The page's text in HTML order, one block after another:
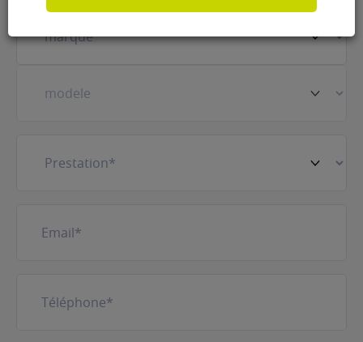
Votre
véhicule(Nécessaire)
mail(Nécessaire)